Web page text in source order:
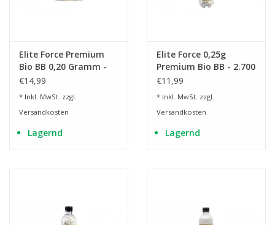
Elite Force Premium
Bio BB 0,20 Gramm -
5.000 Stück - weiss
€14,99
* Inkl. MwSt. zzgl.
Versandkosten
Lagernd
Elite Force 0,25g
Premium Bio BB - 2.700
Stück - weiss
€11,99
* Inkl. MwSt. zzgl.
Versandkosten
Lagernd